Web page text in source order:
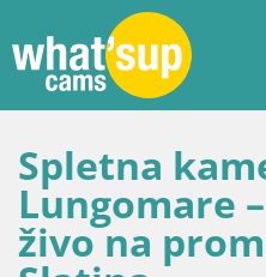
Spletna
Lungomare
živo na